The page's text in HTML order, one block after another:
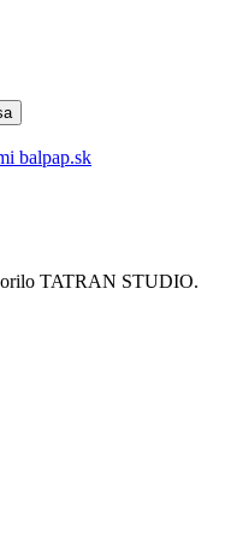
balpap.sk
TATRAN STUDIO.